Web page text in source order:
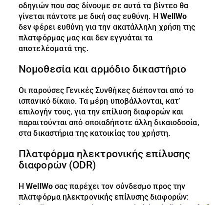
οδηγιών που σας δίνουμε σε αυτά τα βίντεο θα
γίνεται πάντοτε με δική σας ευθύνη. Η WellWo
δεν φέρει ευθύνη για την ακατάλληλη χρήση της
πλατφόρμας μας και δεν εγγυάται τα
αποτελέσματά της.
Νομοθεσία και αρμόδιο δικαστήριο
Οι παρούσες Γενικές Συνθήκες διέπονται από το
ισπανικό δίκαιο. Τα μέρη υποβάλλονται, κατ’
επιλογήν τους, για την επίλυση διαφορών και
παραιτούνται από οποιαδήποτε άλλη δικαιοδοσία,
στα δικαστήρια της κατοικίας του χρήστη.
Πλατφόρμα ηλεκτρονικής επίλυσης
διαφορών (ODR)
ΗWellWoσας παρέχει τον σύνδεσμο προς την
πλατφόρμα ηλεκτρονικής επίλυσης διαφορών: